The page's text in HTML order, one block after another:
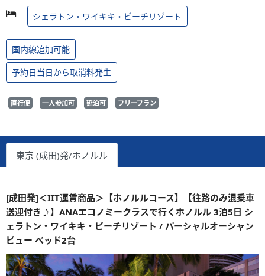
シェラトン・ワイキキ・ビーチリゾート
国内線追加可能
予約日当日から取消料発生
直行便 一人参加可 延泊可 フリープラン
東京 (成田)発/ホノルル
[成田発]＜IIT運賃商品＞【ホノルルコース】【往路のみ混乗車
送迎付き♪】ANAエコノミークラスで行くホノルル 3泊5日 シ
ェラトン・ワイキキ・ビーチリゾート / パーシャルオーシャン
ビュー ベッド2台